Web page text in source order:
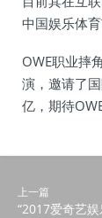
中国娱乐体育
OWE职业摔
演，邀请了
亿，期待
上一篇
“2017爱奇艺